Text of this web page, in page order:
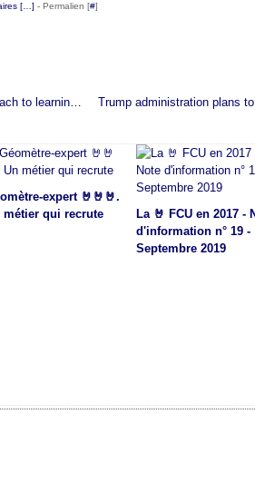
[ ] - Permalien [#]
Digital evolution: a new approach to learning and teaching in higher education
expert 🤘🤘🤘.
métier qui recrute
La 🤘 FCU en 2017 -
d'information n° 19 -
Septembre 2019